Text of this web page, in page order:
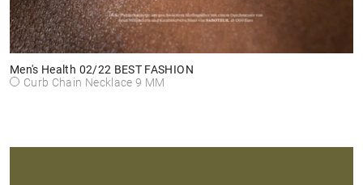
Men's Health 02/22 BEST FASHION
Curb Chain Necklace 9 MM